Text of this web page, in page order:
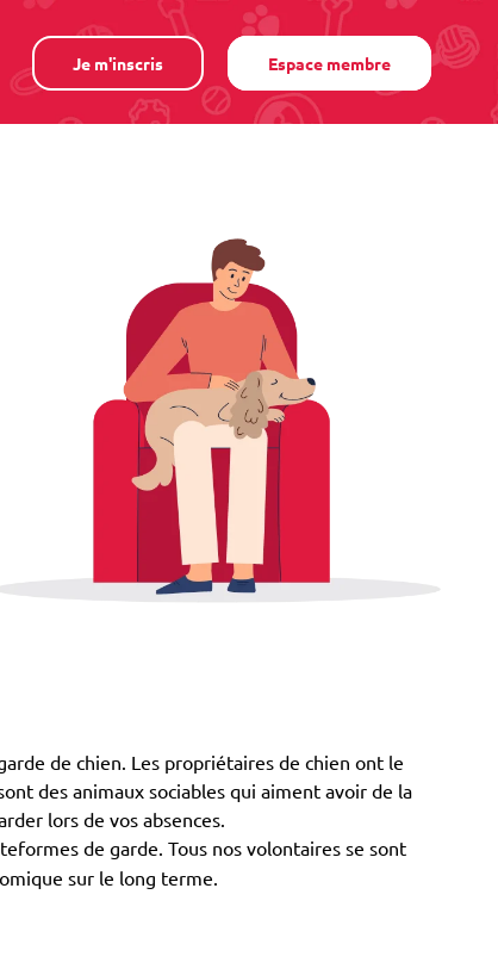
Je m'inscris Espace membre
de chien. Les propriétaires de chien ont le
des animaux sociables qui aiment avoir de la
lors de vos absences.
de garde. Tous nos volontaires se sont
sur le long terme.